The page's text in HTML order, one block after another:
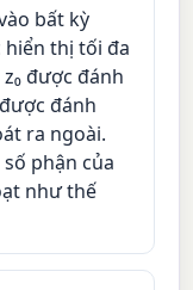
bất kỳ
thị tối đa
được đánh
đánh
ra ngoài.
phận của
như thế